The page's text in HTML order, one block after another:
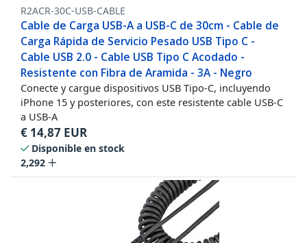
R2ACR-30C-USB-CABLE
Cable de Carga USB-A a USB-C de 30cm - Cable de
Carga Rápida de Servicio Pesado USB Tipo C -
Cable USB 2.0 - Cable USB Tipo C Acodado -
Resistente con Fibra de Aramida - 3A - Negro
Conecte y cargue dispositivos USB Tipo-C, incluyendo
iPhone 15 y posteriores, con este resistente cable USB-C
a USB-A
€ 14,87 EUR
Disponible en stock
2,292